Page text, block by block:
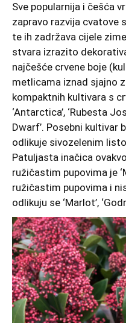
Sve popularnija i češća
zapravo razvija cvatove
te ih zadržava cijele
stvara izrazito
najčešće crvene boje
metlicama iznad sjajno
kompaktnih kultivara s
‘Antarctica’, ‘Rubesta
Dwarf’. Posebni kultivar
odlikuje sivozelenim
Patuljasta inačica
ružičastim pupovima je
ružičastim pupovima i
odlikuju se ‘Marlot’,